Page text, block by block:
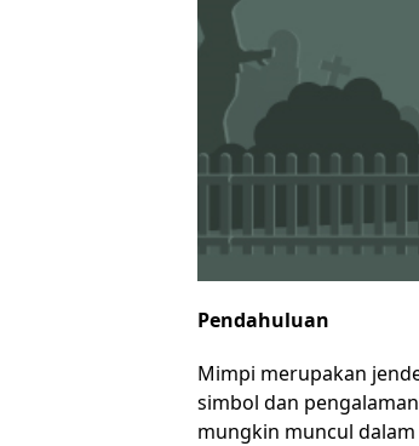
Pendahuluan
Mimpi merupakan
simbol dan
mungkin muncul